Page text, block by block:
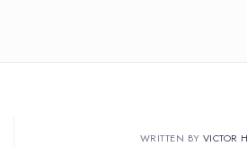
WRITTEN BY VICTOR